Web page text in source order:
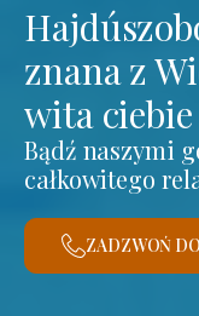
znana z
wita
Bądź naszymi
całkowitego
ZADZWOŃ